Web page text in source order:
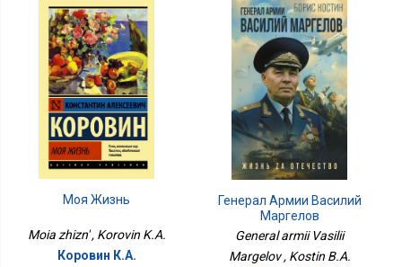
Моя Жизнь
Moia zhizn' , Korovin K.A.
Коровин К.А.
Генерал Армии Василий
Маргелов
General armii Vasilii
Margelov , Kostin B.A.